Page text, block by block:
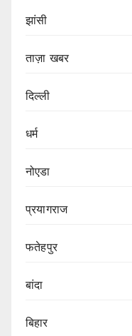
झांसी
ताज़ा खबर
दिल्ली
धर्म
नोएडा
प्रयागराज
फतेहपुर
बांदा
बिहार